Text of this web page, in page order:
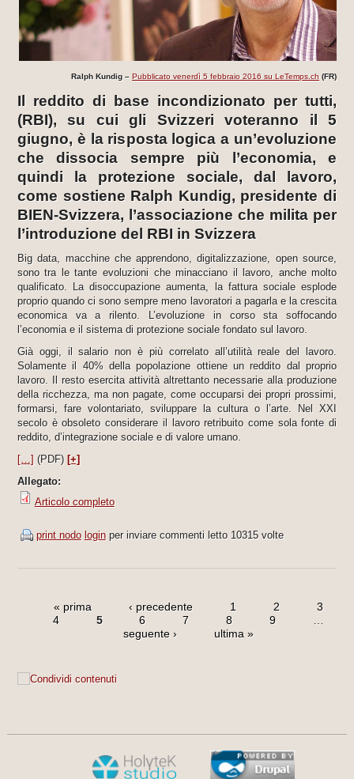
Ralph Kundig –Pubblicato venerdì 5 febbraio 2016 su LeTemps.ch (FR)
Il reddito di base incondizionato per tutti,
(RBI), su cui gli Svizzeri voteranno il 5
giugno, è la risposta logica a un’evoluzione
che dissocia sempre più l’economia, e
quindi la protezione sociale, dal lavoro,
come sostiene Ralph Kundig, presidente di
BIEN-Svizzera, l’associazione che milita per
l’introduzione del RBI in Svizzera
Big data, macchine che apprendono, digitalizzazione, open source,
sono tra le tante evoluzioni che minacciano il lavoro, anche molto
qualificato. La disoccupazione aumenta, la fattura sociale esplode
proprio quando ci sono sempre meno lavoratori a pagarla e la crescita
economica va a rilento. L’evoluzione in corso sta soffocando
l’economia e il sistema di protezione sociale fondato sul lavoro.
Già oggi, il salario non è più correlato all’utilità reale del lavoro.
Solamente il 40% della popolazione ottiene un reddito dal proprio
lavoro. Il resto esercita attività altrettanto necessarie alla produzione
della ricchezza, ma non pagate, come occuparsi dei propri prossimi,
formarsi, fare volontariato, sviluppare la cultura o l’arte. Nel XXI
secolo è obsoleto considerare il lavoro retribuito come sola fonte di
reddito, d’integrazione sociale e di valore umano.
[…](PDF) [+]
Allegato:
Articolo completo
print nodo loginper inviare commenti letto 10315 volte
« prima ‹ precedente 1 2
3
4
5 6 7 8 9
seguente ›
ultima »